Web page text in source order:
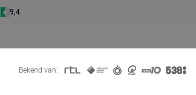
Bekend van: